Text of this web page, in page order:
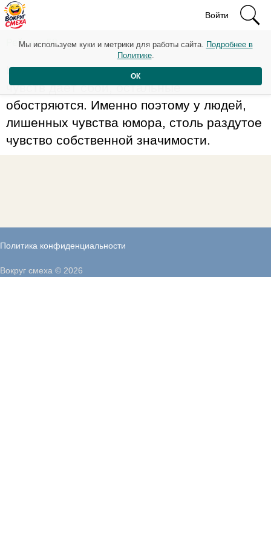
Войти
Рейтинг: 58
Известно, что если один из органов
чувств даёт сбой, остальные
обостряются. Именно поэтому у людей,
лишенных чувства юмора, столь раздутое
чувство собственной значимости.
Политика конфиденциальности
Мы используем куки и метрики для работы сайта. Подробнее в
Политике.
ОК
Вокруг смеха © 2026